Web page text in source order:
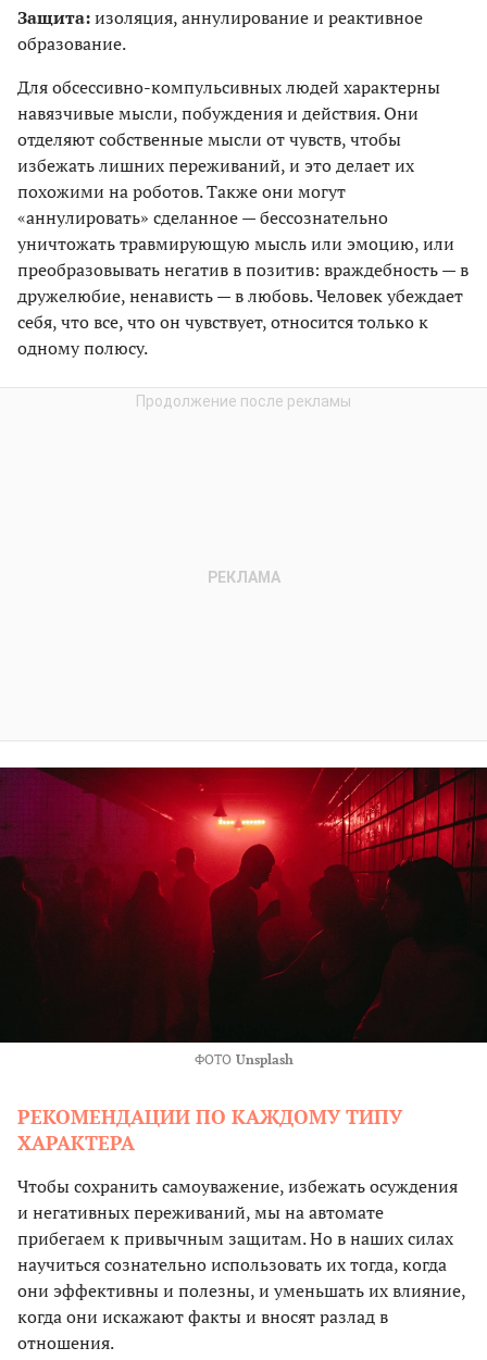
Защита:изоляция, аннулирование и реактивное
образование.
Для обсессивно-компульсивных людей характерны
навязчивые мысли, побуждения и действия. Они
отделяют собственные мысли от чувств, чтобы
избежать лишних переживаний, и это делает их
похожими на роботов. Также они могут
«аннулировать» сделанное — бессознательно
уничтожать травмирующую мысль или эмоцию, или
преобразовывать негатив в позитив: враждебность — в
дружелюбие, ненависть — в любовь. Человек убеждает
себя, что все, что он чувствует, относится только к
одному полюсу.
ФОТО Unsplash
РЕКОМЕНДАЦИИ ПО КАЖДОМУ ТИПУ
ХАРАКТЕРА
Чтобы сохранить самоуважение, избежать осуждения
и негативных переживаний, мы на автомате
прибегаем к привычным защитам. Но в наших силах
научиться сознательно использовать их тогда, когда
они эффективны и полезны, и уменьшать их влияние,
когда они искажают факты и вносят разлад в
отношения.